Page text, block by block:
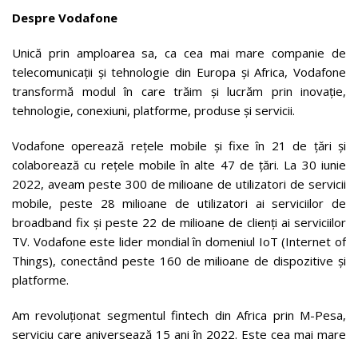
Despre Vodafone
Unică prin amploarea sa, ca cea mai mare companie de
telecomunicații și tehnologie din Europa și Africa, Vodafone
transformă modul în care trăim și lucrăm prin inovație,
tehnologie, conexiuni, platforme, produse și servicii.
Vodafone operează rețele mobile și fixe în 21 de țări și
colaborează cu rețele mobile în alte 47 de țări. La 30 iunie
2022, aveam peste 300 de milioane de utilizatori de servicii
mobile, peste 28 milioane de utilizatori ai serviciilor de
broadband fix și peste 22 de milioane de clienți ai serviciilor
TV. Vodafone este lider mondial în domeniul IoT (Internet of
Things), conectând peste 160 de milioane de dispozitive și
platforme.
Am revoluționat segmentul fintech din Africa prin M-Pesa,
serviciu care aniversează 15 ani în 2022. Este cea mai mare